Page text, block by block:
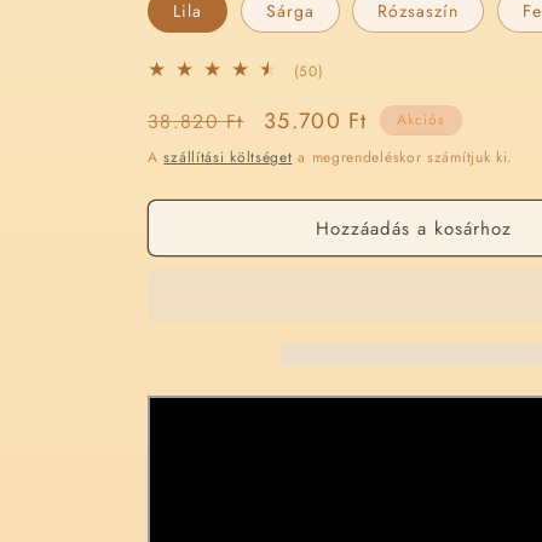
Lila Sárga Rózsaszín
(50)
értékelés
Normál
ár
38.820 Ft
Akciós
ár
35.700 Ft
Akciós
Aszállítási költséget a megrendeléskor számítjuk ki.
Hozzáadás a kosárhoz